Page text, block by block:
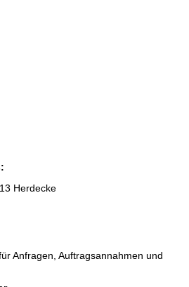
Herdecke
Anfragen, Auftragsannahmen und